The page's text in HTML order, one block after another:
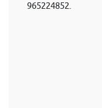
965224852.